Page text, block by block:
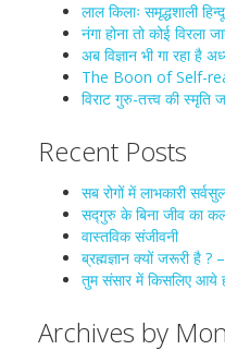
लाल किलाः समृद्धशाली
नंगा होना तो कोई विरला
अब विज्ञान भी गा रहा है
The Boon of Self-
विराट गुरु-तत्त्व की स्मृति
Recent Posts
सब रोगों में लाभकारी
सद्गुरु के बिना जीव का
वास्तविक संजीवनी
ब्रह्मज्ञान क्यों जरूरी है ?
तुम संसार में किसलिए आये
Archives by